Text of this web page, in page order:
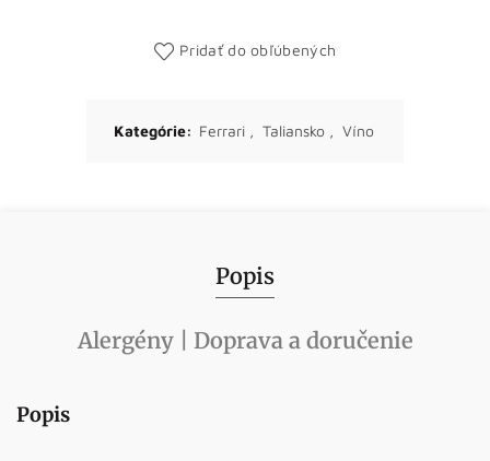
Pridať do obľúbených
Kategórie: Ferrari , Taliansko , Víno
Popis
Alergény | Doprava a doručenie
Popis